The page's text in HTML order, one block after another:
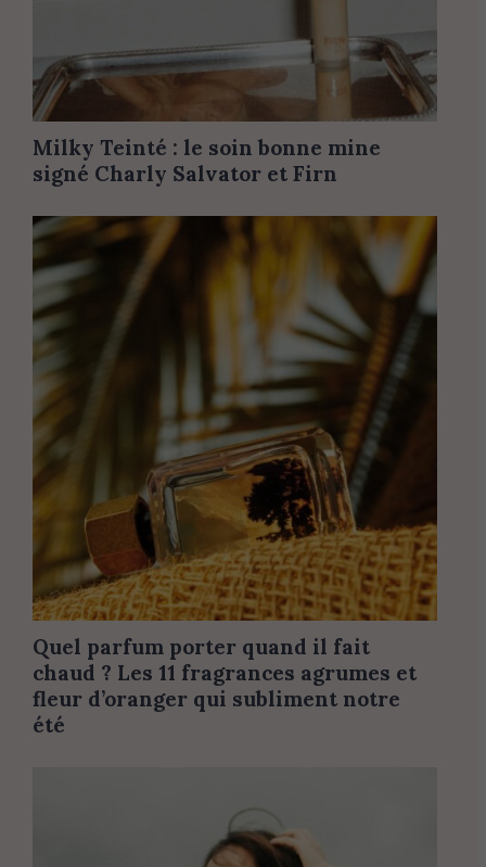
Milky Teinté : le soin bonne mine
signé Charly Salvator et Firn
Quel parfum porter quand il fait
chaud ? Les 11 fragrances agrumes et
fleur d’oranger qui subliment notre
été